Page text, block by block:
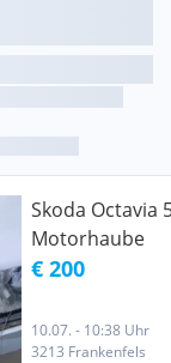
Skoda Octavia
Motorhaube
€ 200
10.07. - 10:38 Uhr
3213 Frankenfels